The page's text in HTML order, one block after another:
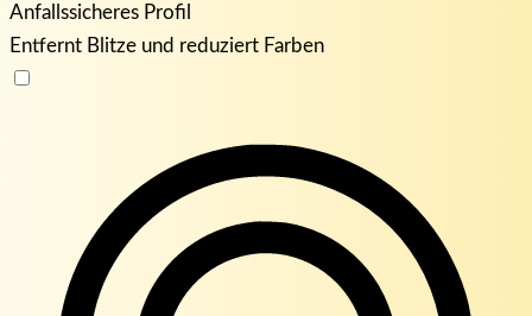
Anfallssicheres Profil
Entfernt Blitze und reduziert Farben